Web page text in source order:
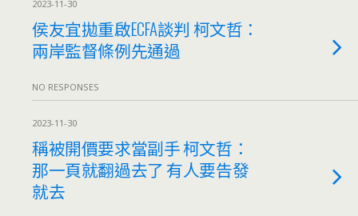
2023-11-30
侯友宜拋重啟ECFA談判 柯文哲：
兩岸監督條例先通過
NO RESPONSES
2023-11-30
稱被開價要求當副手 柯文哲：
那一頁就翻過去了 有人要告發
就去